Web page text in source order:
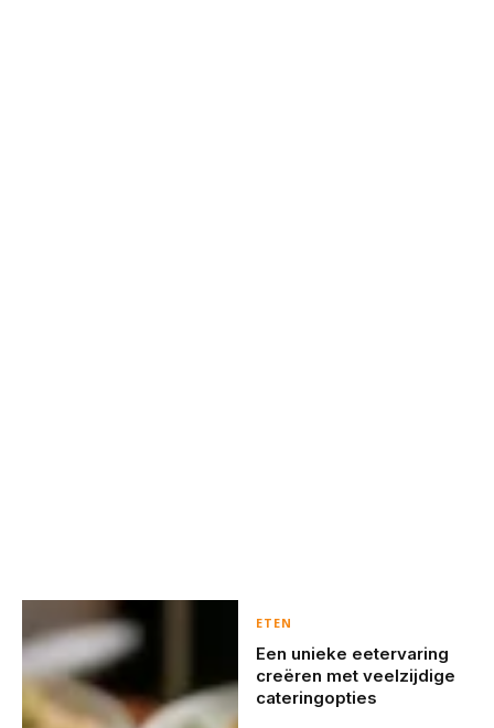
ETEN
Een unieke eetervaring
creëren met veelzijdige
cateringopties